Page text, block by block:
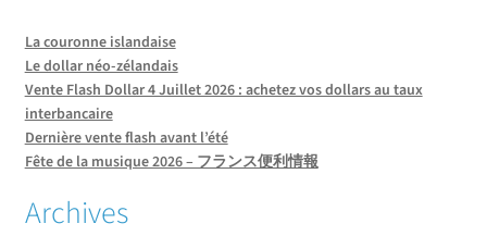
La couronne islandaise
Le dollar néo-zélandais
Vente Flash Dollar 4 Juillet 2026 : achetez vos dollars au taux
interbancaire
Dernière vente flash avant l’été
Fête de la musique 2026 – フランス便利情報
Archives